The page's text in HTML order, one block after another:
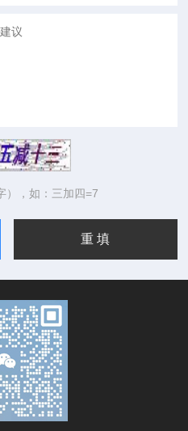
），如：三加四=7